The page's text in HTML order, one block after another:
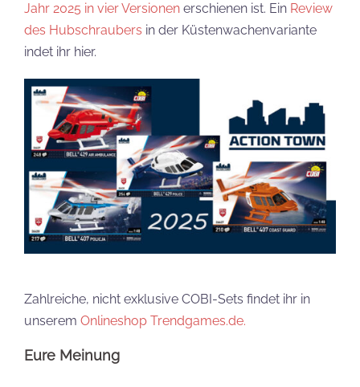
Jahr 2025 in vier Versionen erschienen ist. Ein Review
des Hubschraubers in der Küstenwachenvariante
indet ihr hier.
Zahlreiche, nicht exklusive COBI-Sets findet ihr in
unserem Onlineshop Trendgames.de.
Eure Meinung